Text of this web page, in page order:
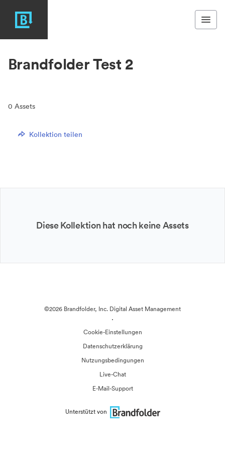
Brandfolder Test 2
0 Assets
Kollektion teilen
Diese Kollektion hat noch keine Assets
©2026 Brandfolder, Inc. Digital Asset Management
·
Cookie-Einstellungen
Datenschutzerklärung
Nutzungsbedingungen
Live-Chat
E-Mail-Support
Unterstützt von